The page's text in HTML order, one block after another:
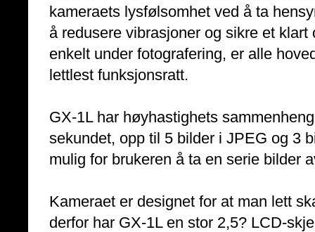
kameraets lysfølsomhet ved å ta
å redusere vibrasjoner og sikre et
enkelt under fotografering, er alle
lettlest funksjonsratt.
GX-1L har høyhastighets
sekundet, opp til 5 bilder i JPEG og 3
mulig for brukeren å ta en serie bilder
Kameraet er designet for at man lett
derfor har GX-1L en stor 2,5? LCD-